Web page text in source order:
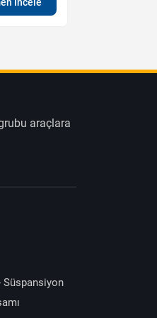
İncele
araçlara
Süspansiyon